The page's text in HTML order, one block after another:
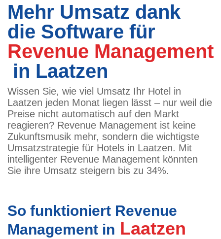
Mehr Umsatz dank
die Software für
Revenue Management
in Laatzen
Wissen Sie, wie viel Umsatz Ihr Hotel in
Laatzen jeden Monat liegen lässt – nur weil die
Preise nicht automatisch auf den Markt
reagieren? Revenue Management ist keine
Zukunftsmusik mehr, sondern die wichtigste
Umsatzstrategie für Hotels in Laatzen. Mit
intelligenter Revenue Management könnten
Sie ihre Umsatz steigern bis zu 34%.
So funktioniert Revenue
Management in Laatzen